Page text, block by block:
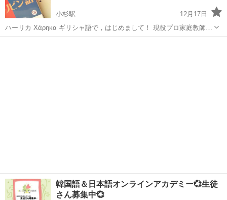
小杉駅
12月17日
ハーリカ Χάρηκα ギリシャ語で，はじめまして！ 現役プロ家庭教師の
じゅんじ（John）と申します。 地中海の島キプロス共和国での生活を
韓国語＆日本語オンラインアカデミー💞生徒
さん募集中💞